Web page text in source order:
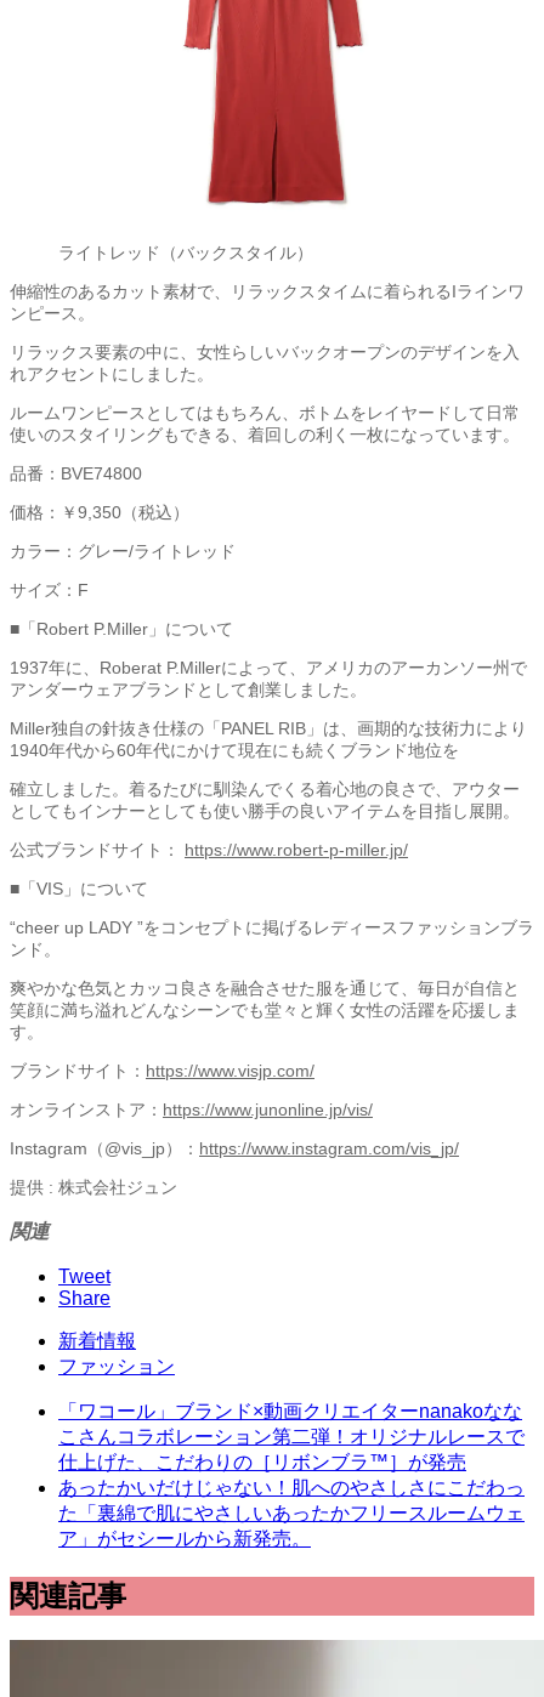
ライトレッド（バックスタイル）
伸縮性のあるカット素材で、リラックスタイムに着られるIラインワ
ンピース。
リラックス要素の中に、女性らしいバックオープンのデザインを入
れアクセントにしました。
ルームワンピースとしてはもちろん、ボトムをレイヤードして日常
使いのスタイリングもできる、着回しの利く一枚になっています。
品番：BVE74800
価格：￥9,350（税込）
カラー：グレー/ライトレッド
サイズ：F
■「Robert P.Miller」について
1937年に、Roberat P.Millerによって、アメリカのアーカンソー州で
アンダーウェアブランドとして創業しました。
Miller独自の針抜き仕様の「PANEL RIB」は、画期的な技術力により
1940年代から60年代にかけて現在にも続くブランド地位を
確立しました。着るたびに馴染んでくる着心地の良さで、アウター
としてもインナーとしても使い勝手の良いアイテムを目指し展開。
公式ブランドサイト： https://www.robert-p-miller.jp/
■「VIS」について
“cheer up LADY ”をコンセプトに掲げるレディースファッションブラ
ンド。
爽やかな色気とカッコ良さを融合させた服を通じて、毎日が自信と
笑顔に満ち溢れどんなシーンでも堂々と輝く女性の活躍を応援しま
す。
ブランドサイト： https://www.visjp.com/
オンラインストア： https://www.junonline.jp/vis/
Instagram（@vis_jp）： https://www.instagram.com/vis_jp/
提供 : 株式会社ジュン
関連
Tweet
Share
新着情報
ファッション
「ワコール」ブランド×動画クリエイターnanakoなな
こさんコラボレーション第二弾！オリジナルレースで
仕上げた、こだわりの［リボンブラ™］が発売
あったかいだけじゃない！肌へのやさしさにこだわっ
た「裏綿で肌にやさしいあったかフリースルームウェ
ア」がセシールから新発売。
関連記事